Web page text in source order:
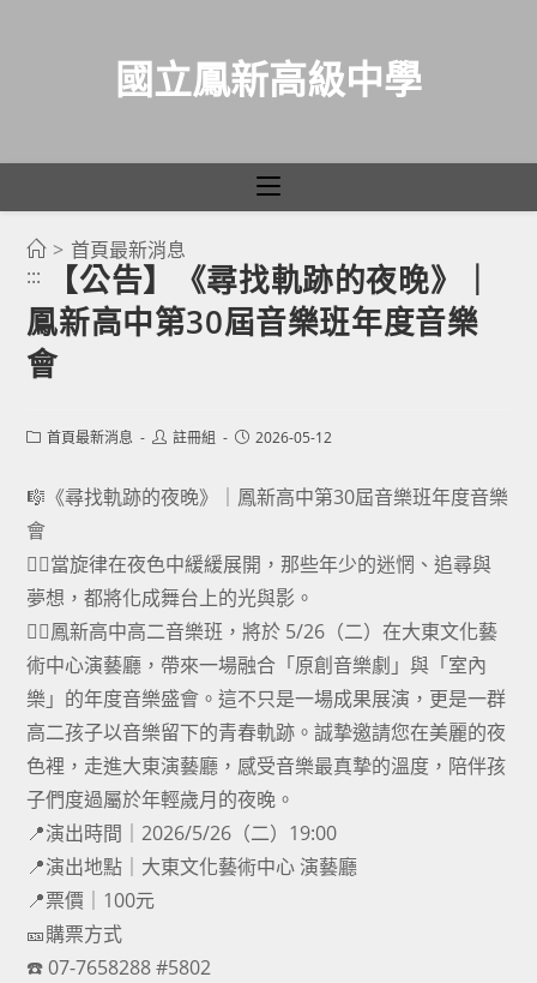
國立鳳新高級中學
> 首頁最新消息
:::
【公告】《尋找軌跡的夜晚》｜
鳳新高中第30屆音樂班年度音樂
會
Post首頁最新消息
Post註冊組
Post2026-05-12
🎼《尋找軌跡的夜晚》｜鳳新高中第30屆音樂班年度音樂
會
🐦‍🔥當旋律在夜色中緩緩展開，那些年少的迷惘、追尋與
夢想，都將化成舞台上的光與影。
🐦‍🔥鳳新高中高二音樂班，將於 5/26（二）在大東文化藝
術中心演藝廳，帶來一場融合「原創音樂劇」與「室內
樂」的年度音樂盛會。這不只是一場成果展演，更是一群
高二孩子以音樂留下的青春軌跡。誠摯邀請您在美麗的夜
色裡，走進大東演藝廳，感受音樂最真摯的溫度，陪伴孩
子們度過屬於年輕歲月的夜晚。
📍演出時間｜2026/5/26（二）19:00
📍演出地點｜大東文化藝術中心 演藝廳
📍票價｜100元
🎫購票方式
☎️ 07-7658288 #5802